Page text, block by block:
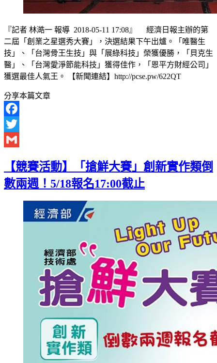
『記者 林澔一 報導 2018-05-11 17:08』 經濟日報主辦的第
二屆「創業之星選秀大賽」，決選結果下午出爐。「唯醫生
技」、「台灣骨王生技」與「展綠科技」榮獲優勝，「貝克生
醫」、「台灣愛淨節能科技」獲得佳作，「恩平方財經公司」
獲選最佳人氣王。 【新聞連結】http://pcse.pw/622QT
分享本篇文章
Facebook
Twitter
【競賽活動】「搶鮮大賽」創新實作類倒
數兩週！5/18報名17:00截止